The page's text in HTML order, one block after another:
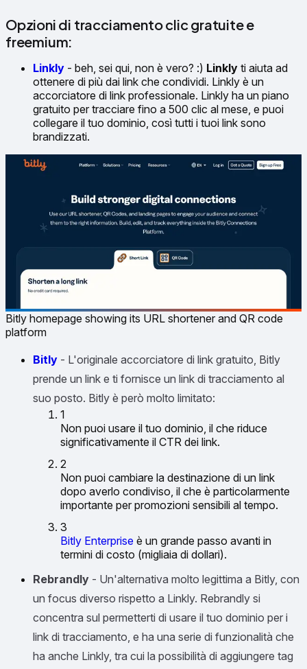
Opzioni di tracciamento clic gratuite e
freemium:
Linkly - beh, sei qui, non è vero? :) Linkly ti aiuta ad
ottenere di più dai link che condividi. Linkly è un
accorciatore di link professionale. Linkly ha un piano
gratuito per tracciare fino a 500 clic al mese, e puoi
collegare il tuo dominio, così tutti i tuoi link sono
brandizzati.
Bitly homepage showing its URL shortener and QR code
platform
Bitly - L'originale accorciatore di link gratuito, Bitly
prende un link e ti fornisce un link di tracciamento al
suo posto. Bitly è però molto limitato:
1
Non puoi usare il tuo dominio, il che riduce
significativamente il CTR dei link.
2
Non puoi cambiare la destinazione di un link
dopo averlo condiviso, il che è particolarmente
importante per promozioni sensibili al tempo.
3
Bitly Enterprise è un grande passo avanti in
termini di costo (migliaia di dollari).
Rebrandly - Un'alternativa molto legittima a Bitly, con
un focus diverso rispetto a Linkly. Rebrandly si
concentra sul permetterti di usare il tuo dominio per i
link di tracciamento, e ha una serie di funzionalità che
ha anche Linkly, tra cui la possibilità di aggiungere tag